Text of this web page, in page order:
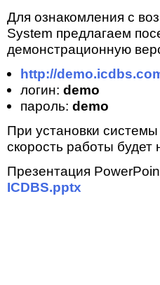
Для ознакомления с
System предлагаем
демонстрационную
http://
логин: demo
пароль: demo
При установки
скорость работы
Презентация
ICDBS.pptx